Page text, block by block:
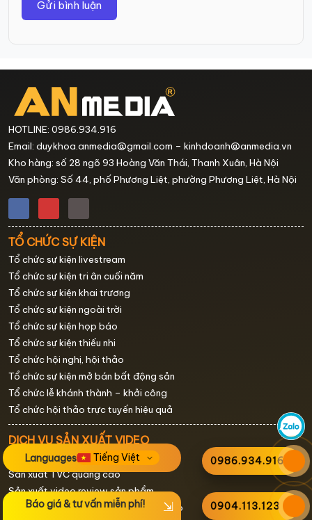
0986.934.916
0904.113.123
HOTLINE: 0986.934.916
Email: duykhoa.anmedia@gmail.com – kinhdoanh@anmedia.vn
Kho hàng: số 28 ngõ 93 Hoàng Văn Thái, Thanh Xuân, Hà Nội
Văn phòng: Số 44, phố Phương Liệt, phường Phương Liệt, Hà Nội
TỔ CHỨC SỰ KIỆN
Tổ chức sự kiện livestream
Tổ chức sự kiện tri ân cuối năm
Tổ chức sự kiện khai trương
Tổ chức sự kiện ngoài trời
Tổ chức sự kiện họp báo
Tổ chức sự kiện thiếu nhi
Tổ chức hội nghị, hội thảo
Tổ chức sự kiện mở bán bất động sản
Tổ chức lễ khánh thành – khởi công
Tổ chức hội thảo trực tuyến hiệu quả
DỊCH VỤ SẢN XUẤT VIDEO
Sản xuất Viral Video
Sản xuất TVC quảng cáo
Sản xuất video review sản phẩm
Sản xuất video giới thiệu doanh nghiệp
Languages
Báo giá & tư vấn miễn phí!